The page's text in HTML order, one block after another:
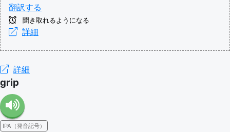
翻訳する
聞き取れるようになる
詳細
詳細
grip
IPA（発音記号）